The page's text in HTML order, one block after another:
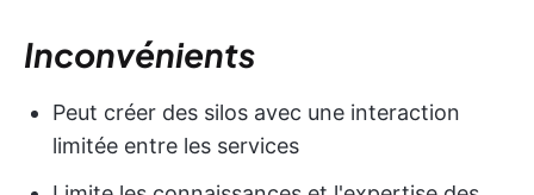
Inconvénients
Peut créer des silos avec une interaction
limitée entre les services